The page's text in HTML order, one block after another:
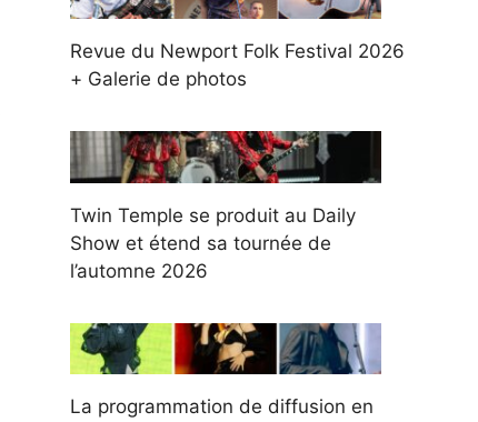
Revue du Newport Folk Festival 2026
+ Galerie de photos
Twin Temple se produit au Daily
Show et étend sa tournée de
l’automne 2026
La programmation de diffusion en